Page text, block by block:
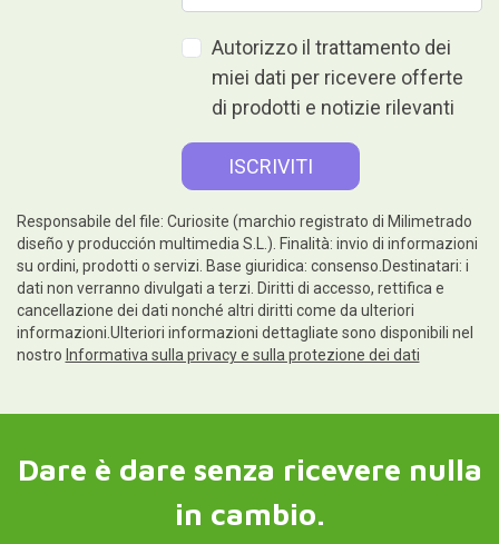
Autorizzo il trattamento dei
miei dati per ricevere offerte
di prodotti e notizie rilevanti
Responsabile del file: Curiosite (marchio registrato di Milimetrado
diseño y producción multimedia S.L.). Finalità: invio di informazioni
su ordini, prodotti o servizi. Base giuridica: consenso.Destinatari: i
dati non verranno divulgati a terzi. Diritti di accesso, rettifica e
cancellazione dei dati nonché altri diritti come da ulteriori
informazioni.Ulteriori informazioni dettagliate sono disponibili nel
nostro Informativa sulla privacy e sulla protezione dei dati
Dare è dare senza ricevere nulla
in cambio.